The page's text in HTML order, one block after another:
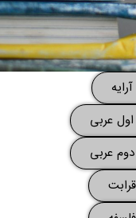
عربی
عربی